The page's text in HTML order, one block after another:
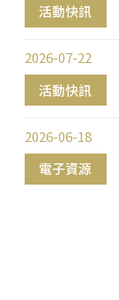
活動快訊
活動快訊
2026-07-22
電子資源
2026-06-18